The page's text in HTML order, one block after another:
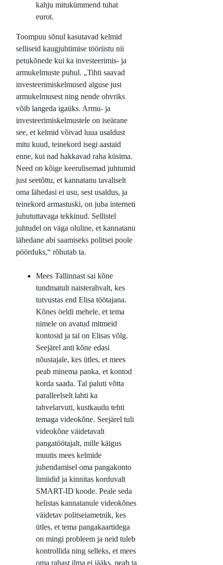
kahju mitukümmend tuhat
eurot.
Toompuu sõnul kasutavad kelmid
selliseid kaugjuhtimise tööriistu nii
petukõnede kui ka investeerimis- ja
armukelmuste puhul. „Tihti saavad
investeerimiskelmused alguse just
armukelmusest ning nende ohvriks
võib langeda igaüks. Armu- ja
investeerimiskelmustele on iseärane
see, et kelmid võivad luua usaldust
mitu kuud, teinekord isegi aastaid
enne, kui nad hakkavad raha küsima.
Need on kõige keerulisemad juhtumid
just seetõttu, et kannatanu tavaliselt
oma lähedasi ei usu, sest usaldus, ja
teinekord armastuski, on juba interneti
juhututtavaga tekkinud. Sellistel
juhtudel on väga oluline, et kannatanu
lähedane abi saamiseks politsei poole
pöörduks,“ rõhutab ta.
Mees Tallinnast sai kõne
tundmatult naisterahvalt, kes
tutvustas end Elisa töötajana.
Kõnes öeldi mehele, et tema
nimele on avatud mitmeid
kontosid ja tal on Elisas võlg.
Seejärel anti kõne edasi
nõustajale, kes ütles, et mees
peab minema panka, et kontod
korda saada. Tal paluti võtta
paralleelselt lahti ka
tahvelarvuti, kustkaudu tehti
temaga videokõne. Seejärel tuli
videokõne väidetavalt
pangatöötajalt, mille käigus
muutis mees kelmide
juhendamisel oma pangakonto
limiidid ja kinnitas korduvalt
SMART-ID koode. Peale seda
helistas kannatanule videokõnes
väidetav politseiametnik, kes
ütles, et tema pangakaartidega
on mingi probleem ja neid tuleb
kontrollida ning selleks, et mees
oma rahast ilma ei jääks, peab ta